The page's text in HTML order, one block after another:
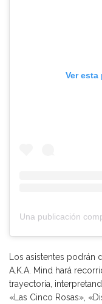
Ver
Los asistentes
A.K.A. Mind hará
trayectoria,
«Las Cinco Rosas»,